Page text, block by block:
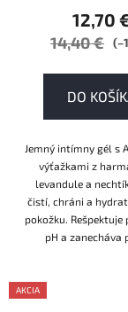
12,70
14,40 €
DO
Jemný intímny gél s
výťažkami z
levandule a
čistí, chráni a
pokožku. Rešpektuje
pH a zanecháva
AKCIA